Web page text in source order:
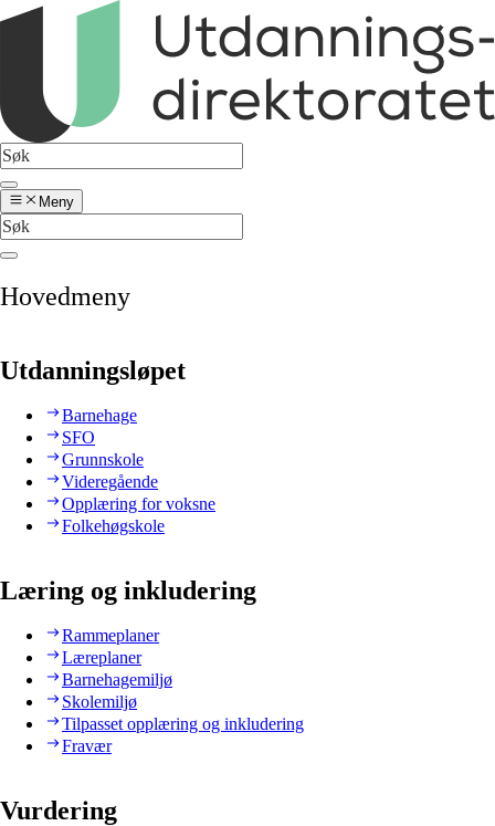
Meny
Hovedmeny
Utdanningsløpet
Barnehage
SFO
Grunnskole
Videregående
Opplæring for voksne
Folkehøgskole
Læring og inkludering
Rammeplaner
Læreplaner
Barnehagemiljø
Skolemiljø
Tilpasset opplæring og inkludering
Fravær
Vurdering